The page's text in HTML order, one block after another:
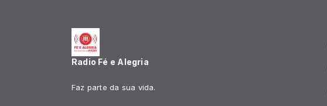
Radio Fé e Alegria
Faz parte da sua vida.